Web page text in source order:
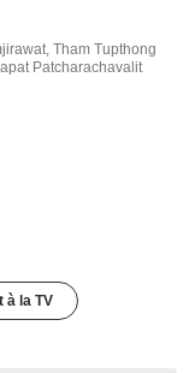
,Tham Tupthong
Patcharachavalit
à la TV